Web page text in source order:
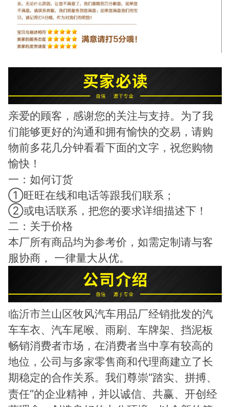
亲爱的顾客，感谢您的关注与支持。为了我
们能够更好的沟通和拥有愉快的交易，请购
物前多花几分钟看看下面的文字，祝您购物
愉快！
一：如何订货
①旺旺在线和电话等跟我们联系；
②或电话联系，把您的要求详细描述下！
二：关于价格
本厂所有商品均为参考价，如需定制请与客
服协商，
一律量大从优。
临沂市兰山区牧风汽车用品厂经销批发的汽
车车衣、汽车尾喉、雨刷、车牌架、挡泥板
畅销消费者市场，在消费者当中享有较高的
地位，公司与多家零售商和代理商建立了长
期稳定的合作关系。 我们尊崇“踏实、拼搏、
责任”的企业精神，并以诚信、共赢、开创经